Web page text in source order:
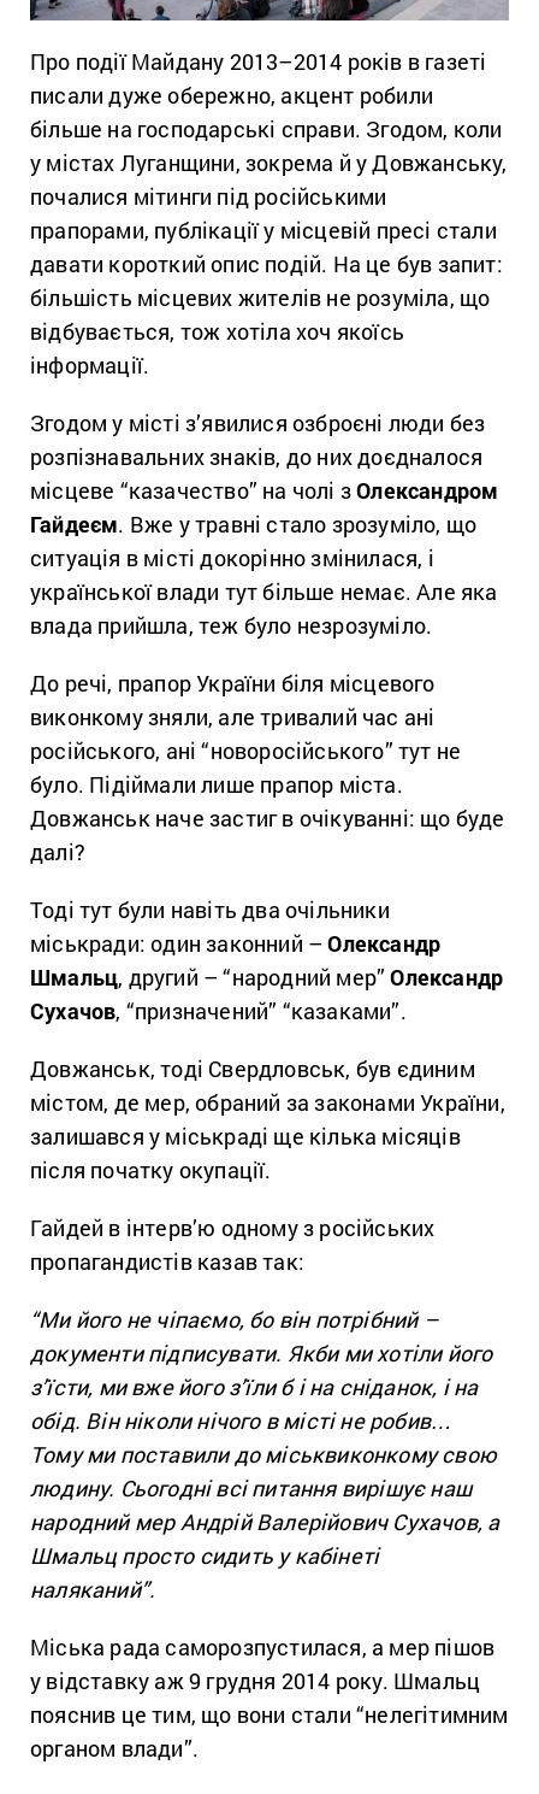
Про події Майдану 2013–2014 років в газеті
писали дуже обережно, акцент робили
більше на господарські справи. Згодом, коли
у містах Луганщини, зокрема й у Довжанську,
почалися мітинги під російськими
прапорами, публікації у місцевій пресі стали
давати короткий опис подій. На це був запит:
більшість місцевих жителів не розуміла, що
відбувається, тож хотіла хоч якоїсь
інформації.
Згодом у місті з’явилися озброєні люди без
розпізнавальних знаків, до них доєдналося
місцеве “казачество” на чолі зОлександром
Гайдеєм. Вже у травні стало зрозуміло, що
ситуація в місті докорінно змінилася, і
української влади тут більше немає. Але яка
влада прийшла, теж було незрозуміло.
До речі, прапор України біля місцевого
виконкому зняли, але тривалий час ані
російського, ані “новоросійського” тут не
було. Підіймали лише прапор міста.
Довжанськ наче застиг в очікуванні: що буде
далі?
Тоді тут були навіть два очільники
міськради: один законний –Олександр
Шмальц, другий – “народний мер”Олександр
Сухачов, “призначений” “казаками”.
Довжанськ, тоді Свердловськ, був єдиним
містом, де мер, обраний за законами України,
залишався у міськраді ще кілька місяців
після початку окупації.
Гайдей в інтерв’ю одному з російських
пропагандистів казав так:
“Ми його не чіпаємо, бо він потрібний –
документи підписувати. Якби ми хотіли його
з’їсти, ми вже його з’їли б і на сніданок, і на
обід. Він ніколи нічого в місті не робив…
Тому ми поставили до міськвиконкому свою
людину. Сьогодні всі питання вирішує наш
народний мер Андрій Валерійович Сухачов, а
Шмальц просто сидить у кабінеті
наляканий”.
Міська рада саморозпустилася, а мер пішов
у відставку аж 9 грудня 2014 року. Шмальц
пояснив це тим, що вони стали “нелегітимним
органом влади”.